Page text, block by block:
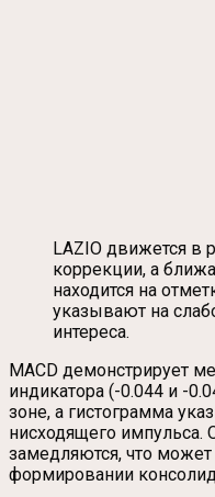
LAZIO движется в
коррекции, а
находится на
указывают на
интереса.
MACD демонстрирует
индикатора (-0.044 и -
зоне, а гистограмма
нисходящего
замедляются, что
формировании